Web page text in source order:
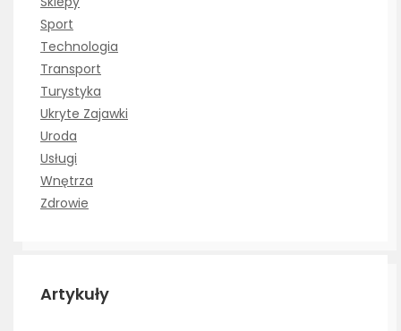
Sport
Technologia
Transport
Turystyka
Ukryte Zajawki
Uroda
Usługi
Wnętrza
Zdrowie
Artykuły